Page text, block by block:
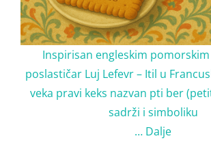
Inspirisan engleskim
poslastičar Luj Lefevr – Itil u
veka pravi keks nazvan pti ber
sadrži i simboliku
… Dalje